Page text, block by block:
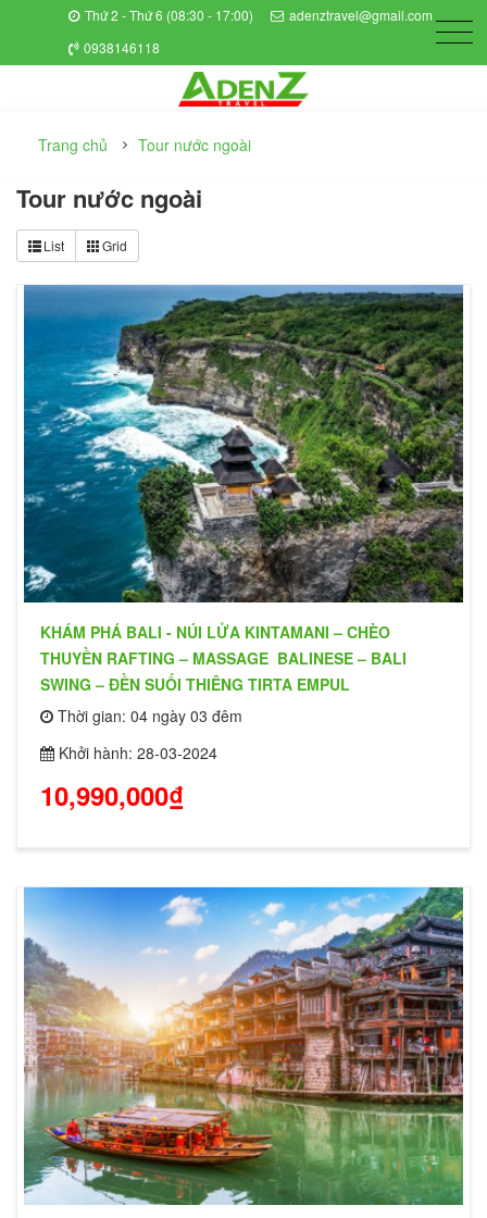
Thứ 2 - Thứ 6 (08:30 - 17:00)
adenztravel@gmail.com
0938146118
Trang chủ Tour nước ngoài
Tour nước ngoài
List Grid
KHÁM PHÁ BALI - NÚI LỬA KINTAMANI – CHÈO
THUYỀN RAFTING – MASSAGE BALINESE – BALI
SWING – ĐỀN SUỐI THIÊNG TIRTA EMPUL
Thời gian: 04 ngày 03 đêm
Khởi hành: 28-03-2024
10,990,000₫